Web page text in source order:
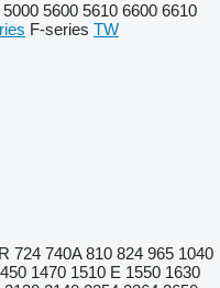
5000 5600 5610 6600 6610
F-series TW
724 740A 810 824 965 1040
1470 1510 E 1550 1630